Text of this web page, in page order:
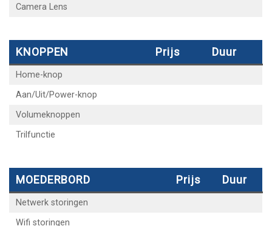
Camera Lens
KNOPPEN Prijs Duur
Home-knop
Aan/Uit/Power-knop
Volumeknoppen
Trilfunctie
MOEDERBORD Prijs Duur
Netwerk storingen
Wifi storingen